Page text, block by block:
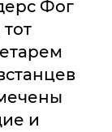
Фог
и